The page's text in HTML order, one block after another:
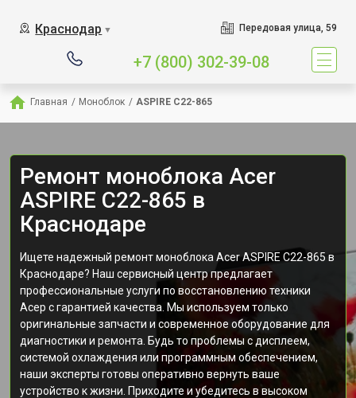
Краснодар ▼ Передовая улица, 59
+7 (800) 302-39-08
Главная / Моноблок / ASPIRE C22-865
Ремонт моноблока Acer
ASPIRE C22-865 в
Краснодаре
Ищете надежный ремонт моноблока Acer ASPIRE C22-865 в
Краснодаре? Наш сервисный центр предлагает
профессиональные услуги по восстановлению техники
Асер с гарантией качества. Мы используем только
оригинальные запчасти и современное оборудование для
диагностики и ремонта. Будь то проблемы с дисплеем,
системой охлаждения или программным обеспечением,
наши эксперты готовы оперативно вернуть ваше
устройство к жизни. Приходите и убедитесь в высоком